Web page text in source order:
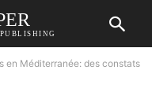
en Méditerranée: des constats